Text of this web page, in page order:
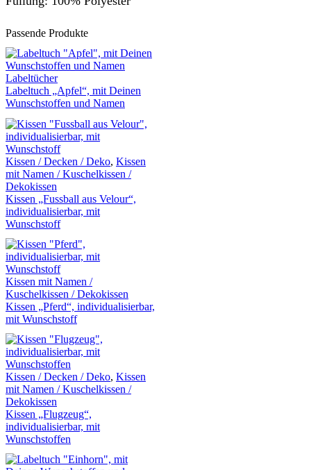
Passende Produkte
Labeltücher
Labeltuch „Apfel“, mit Deinen
Wunschstoffen und Namen
Kissen / Decken / Deko, Kissen
mit Namen / Kuschelkissen /
Dekokissen
Kissen „Fussball aus Velour“,
individualisierbar, mit
Wunschstoff
Kissen mit Namen /
Kuschelkissen / Dekokissen
Kissen „Pferd“, individualisierbar,
mit Wunschstoff
Kissen / Decken / Deko, Kissen
mit Namen / Kuschelkissen /
Dekokissen
Kissen „Flugzeug“,
individualisierbar, mit
Wunschstoffen